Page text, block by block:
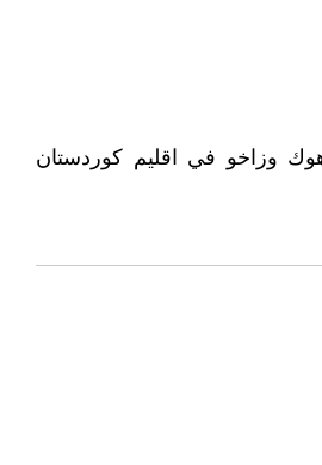
وزاخو في اقليم كوردستان